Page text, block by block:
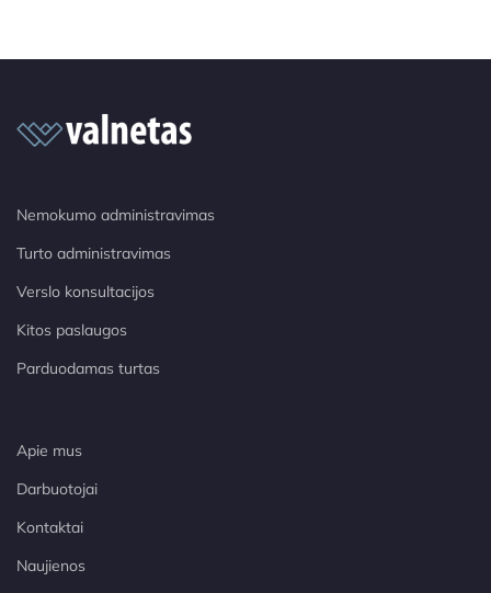
Nemokumo administravimas
Turto administravimas
Verslo konsultacijos
Kitos paslaugos
Parduodamas turtas
Apie mus
Darbuotojai
Kontaktai
Naujienos